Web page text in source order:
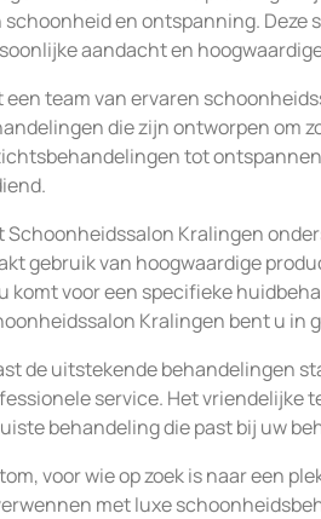
schoonheid en ontspanning. Deze
aandacht en
een team van ervaren
die zijn ontworpen om
tot
Schoonheidssalon Kralingen
gebruik van hoogwaardige
komt voor een specifieke
Kralingen bent u in
de uitstekende behandelingen
service. Het vriendelijke
behandeling die past bij uw
voor wie op zoek is naar een
met luxe